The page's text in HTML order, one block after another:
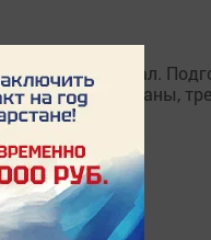
- выпускной бал.
Сценарии написаны,